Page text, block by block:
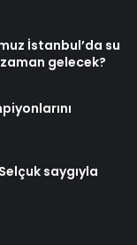
İstanbul’da su
gelecek?
saygıyla